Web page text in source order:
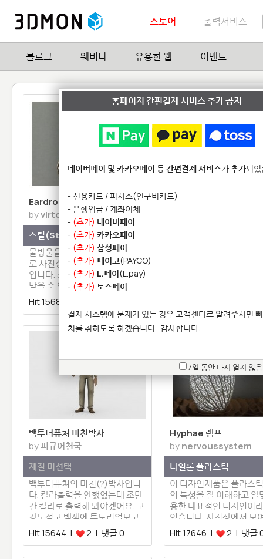
스토어 출력서비스
블로그 웨비나 유용한 웹 이벤트
Eardrops 귀걸이
byvirtox
스틸(Steel)
물방울을 조각한 듯한 디자인으
로 사진상의 재질은 스테인레스
입니다. 3D프린팅읜 큰 수혜를
받을 수 있는 분야중의 하나가
쥬…
Hit 15688 |
Birdcage 귀걸이
백투더퓨쳐 미친박사
by피규어천국
재질 미선택
백투터퓨쳐의 미친(?)박사입니
다. 칼라출력을 안했었는데 조만
간 칼라로 출력해 봐야겠어요. 고
강도석고 백색에 튜토리얼보고…
Hit 15644 |
2 | 댓글 0
Hyphae 램프
bynervoussystem
나일론 플라스틱
이 디자인제품은 플라스
의 특성을 잘 이해하고 알
용한 대표적인 디자인이
있습니다. 사진상에서 보
Hit 17646 |
2 | 댓글
홈페이지 간편결제 서비스 추가 공지
네이버페이 및 카카오페이 등간편결제 서비스가추가되
- 신용카드 / 피시스(연구비카드)
- 은행입금 / 계좌이체
- (추가) 네이버페이
- (추가) 카카오페이
- (추가) 삼성페이
- (추가) 페이코(PAYCO)
- (추가) L.페이(L.pay)
- (추가) 토스페이
결제 시스템에 문제가 있는 경우 고객센터로 알려주시면
치를 취하도록 하겠습니다. 감사합니다.
7일 동안 다시 열지 않음